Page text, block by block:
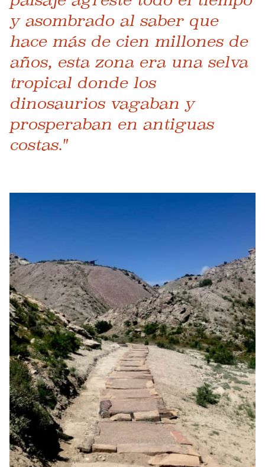
y asombrado al saber que
hace más de cien millones de
años, esta zona era una selva
tropical donde los
dinosaurios vagaban y
prosperaban en antiguas
costas."